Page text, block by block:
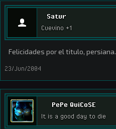
Satur
Cuevino +1
Felicidades por el titulo, persiana.
23/Jun/2004
PePe QuiCoSE
It is a good day to die